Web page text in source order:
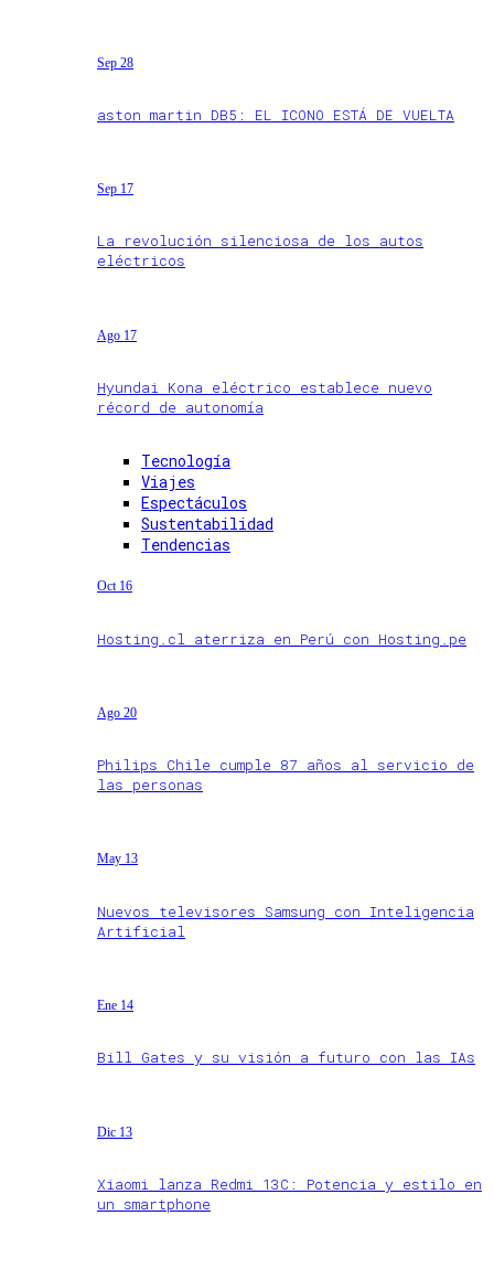
Sep 28
aston martin DB5: EL ICONO ESTÁ DE VUELTA
Sep 17
La revolución silenciosa de los autos
eléctricos
Ago 17
Hyundai Kona eléctrico establece nuevo
récord de autonomía
Tecnología
Viajes
Espectáculos
Sustentabilidad
Tendencias
Oct 16
Hosting.cl aterriza en Perú con Hosting.pe
Ago 20
Philips Chile cumple 87 años al servicio de
las personas
May 13
Nuevos televisores Samsung con Inteligencia
Artificial
Ene 14
Bill Gates y su visión a futuro con las IAs
Dic 13
Xiaomi lanza Redmi 13C: Potencia y estilo en
un smartphone